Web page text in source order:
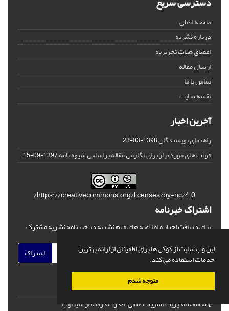
این وب سایت از کوکی ها برای اطمینان از ارائه بهترین
خدمات استفاده می کند.
متوجه شدم
صفحه اصلی
درباره نشریه
اعضای هیات تحریریه
ارسال مقاله
تماس با ما
نقشه سایت
آخرین اخبار
راهنمای نویسندگان1398-03-23
فونت های مورد نیاز برای نگارش مقاله براساس شیوه نامه1397-09-15
https://creativecommons.org/licenses/by-nc/4.0/
اشتراک خبرنامه
برای دریافت اخبار و اطلاعیه های مهم نشریه در خبرنامه نشریه مشترک
اشتراک
© سامانه مدیریت نشریات علمی.قدرت گرفته ازسیناوب